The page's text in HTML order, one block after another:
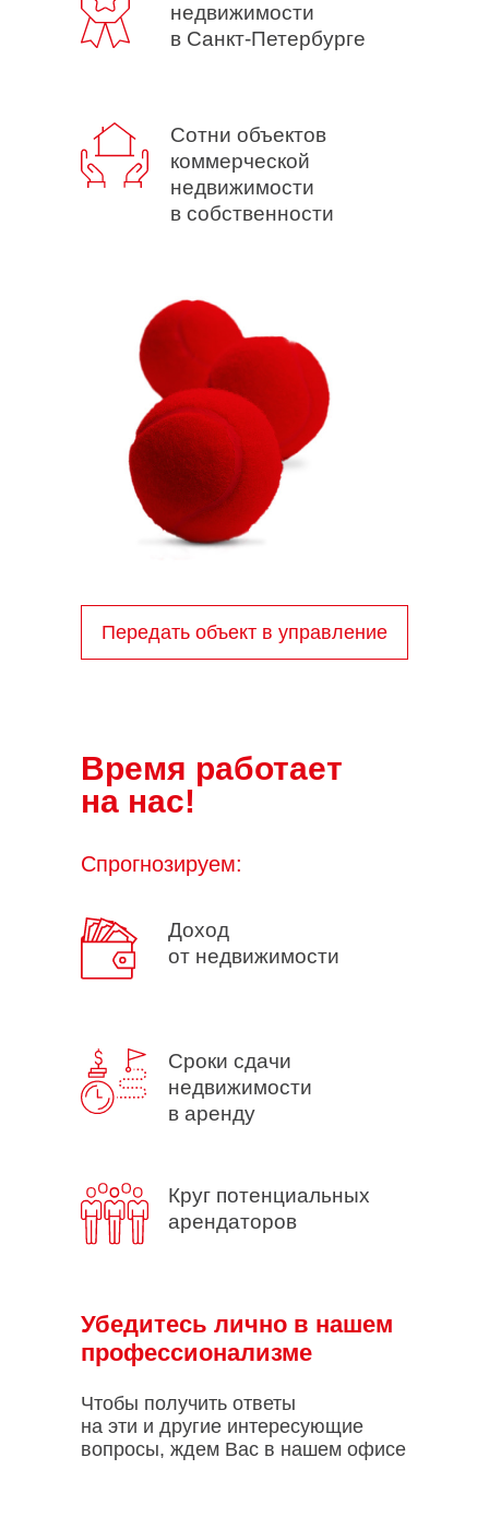
недвижимости
в Санкт-Петербурге
Сотни объектов
коммерческой
недвижимости
в собственности
Передать объект в управление
Время работает
на нас!
Доход
от недвижимости
Сроки сдачи
недвижимости
в аренду
Круг потенциальных
арендаторов
Убедитесь лично в нашем
профессионализме
Чтобы получить ответы
на эти и другие интересующие
вопросы, ждем Вас в нашем офисе
Спрогнозируем: